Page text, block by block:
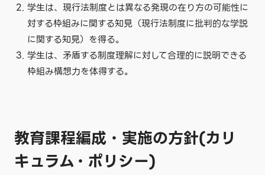
学生は、現行法制度とは異なる発現の在り方の可能性に
対する枠組みに関する知見（現行法制度に批判的な学説
に関する知見）を得る。
学生は、矛盾する制度理解に対して合理的に説明できる
枠組み構想力を体得する。
教育課程編成・実施の方針(カリ
キュラム・ポリシー)